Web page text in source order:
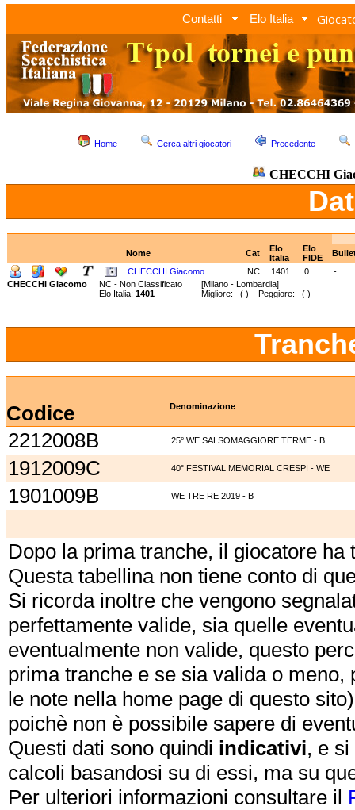
Contatti Elo Italia
Home Cerca altri giocatori Precedente
CHECCHI
Nome Cat
Elo
Italia
Elo
FIDE
CHECCHI Giacomo
NC 1401 0
-
CHECCHI Giacomo
NC - Non Classificato [Milano - Lombardia]
Elo Italia: 1401 Migliore: ( ) Peggiore: ( )
Codice Denominazione
2212008B 25° WE SALSOMAGGIORE TERME - B
1912009C 40° FESTIVAL MEMORIAL CRESPI - WE
1901009B WE TRE RE 2019 - B
Dopo la prima tranche, il giocatore
Questa tabellina non tiene conto di
Si ricorda inoltre che vengono
perfettamente valide, sia quelle
eventualmente non valide, questo
prima tranche e se sia valida o
le note nella home page di questo
poichè non è possibile sapere di
Questi dati sono quindi indicativi, e
calcoli basandosi su di essi, ma su
Per ulteriori informazioni consultare il